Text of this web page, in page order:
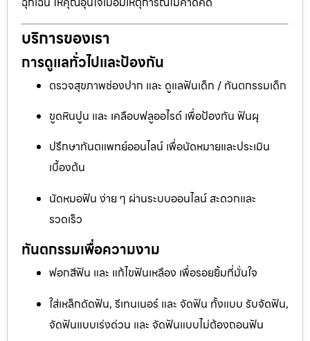
บริการของเรา
การดูแลทั่วไปและป้องกัน
ตรวจสุขภาพช่องปาก และ ดูแลฟันเด็ก / ทันตกรรมเด็ก
ขูดหินปูน และ เคลือบฟลูออไรด์ เพื่อป้องกัน ฟันผุ
ปรึกษาทันตแพทย์ออนไลน์ เพื่อนัดหมายและประเมิน
เบื้องต้น
นัดหมอฟัน ง่าย ๆ ผ่านระบบออนไลน์ สะดวกและ
รวดเร็ว
ทันตกรรมเพื่อความงาม
ฟอกสีฟัน และ แก้ไขฟันเหลือง เพื่อรอยยิ้มที่มั่นใจ
ใส่เหล็กดัดฟัน, รีเทนเนอร์ และ จัดฟัน ทั้งแบบ รับจัดฟัน,
จัดฟันแบบเร่งด่วน และ จัดฟันแบบไม่ต้องถอนฟัน